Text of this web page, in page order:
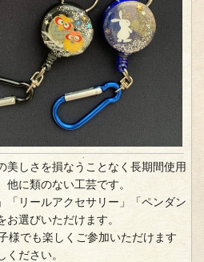
美しさを損なうことなく長期間使用
に類のない工芸です。
「リールアクセサリー」「ペンダン
お選びいただけます。
様でも楽しくご参加いただけます
ださい。